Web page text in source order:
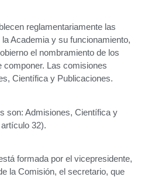
reglamentariamente las
Academia y su funcionamiento,
el nombramiento de los
componer. Las comisiones
Científica y Publicaciones.
son: Admisiones, Científica y
32).
formada por el vicepresidente,
la Comisión, el secretario, que